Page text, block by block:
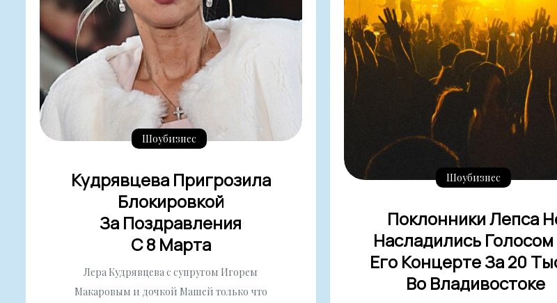
Шоубизнес
Кудрявцева Пригрозила
Блокировкой
За Поздравления
С 8 Марта
Лера Кудрявцева с супругом Игорем
Макаровым и дочкой Машей только что
Шоубизнес
Поклонники Лепса
Насладились
Его Концерте За 20
Во Владивостоке